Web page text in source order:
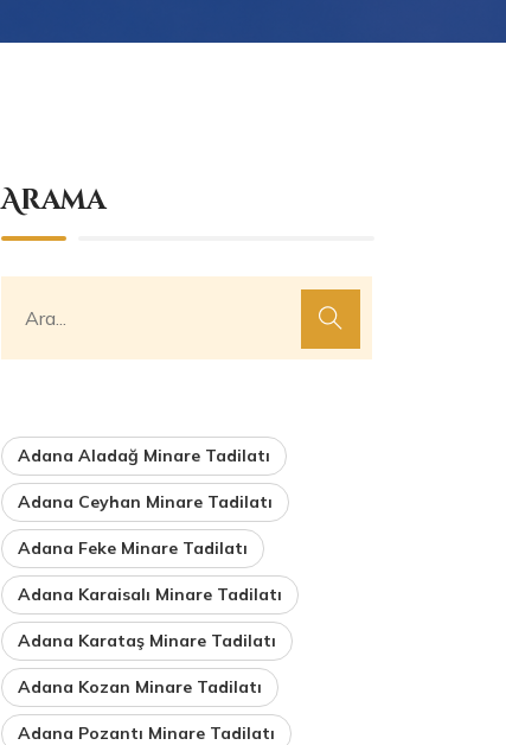
Arama
Adana Aladağ Minare Tadilatı
Adana Ceyhan Minare Tadilatı
Adana Feke Minare Tadilatı
Adana Karaisalı Minare Tadilatı
Adana Karataş Minare Tadilatı
Adana Kozan Minare Tadilatı
Adana Pozantı Minare Tadilatı